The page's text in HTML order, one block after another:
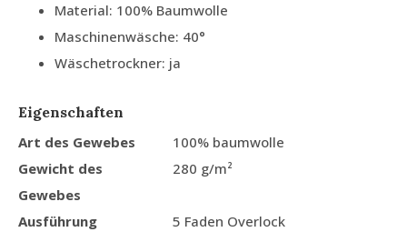
Material: 100% Baumwolle
Maschinenwäsche: 40°
Wäschetrockner: ja
Eigenschaften
Art des Gewebes
100% baumwolle
Gewicht des
Gewebes
280 g/m²
Ausführung
5 Faden Overlock